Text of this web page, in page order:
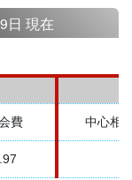
日 現在
費 中心相